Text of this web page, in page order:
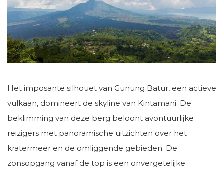
Het imposante silhouet van Gunung Batur, een actieve
vulkaan, domineert de skyline van Kintamani. De
beklimming van deze berg beloont avontuurlijke
reizigers met panoramische uitzichten over het
kratermeer en de omliggende gebieden. De
zonsopgang vanaf de top is een onvergetelijke